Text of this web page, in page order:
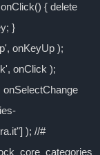
{ delete
}
onKeyUp );
onClick );
); //#